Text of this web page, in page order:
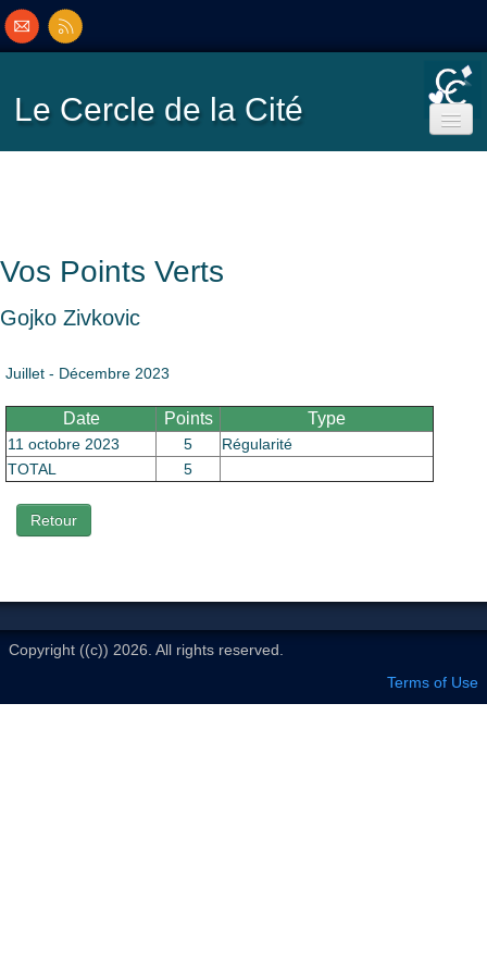
Le Cercle de la Cité
Classement
Vos Points Verts
Gojko Zivkovic
Juillet - Décembre 2023
Date Points Type
11 octobre 2023 5
Régularité
TOTAL
5
Retour
Copyright ((c)) 2026. All rights reserved.
Terms of Use